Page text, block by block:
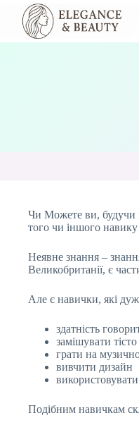
Перейти
вмісту
Чи Можете ви, будучи
того чи іншого
Неявне знання –
Великобританії, є
Але є навички, які
здатність
замішувати тісто
грати на
вивчити дизайн
Подібним навичкам